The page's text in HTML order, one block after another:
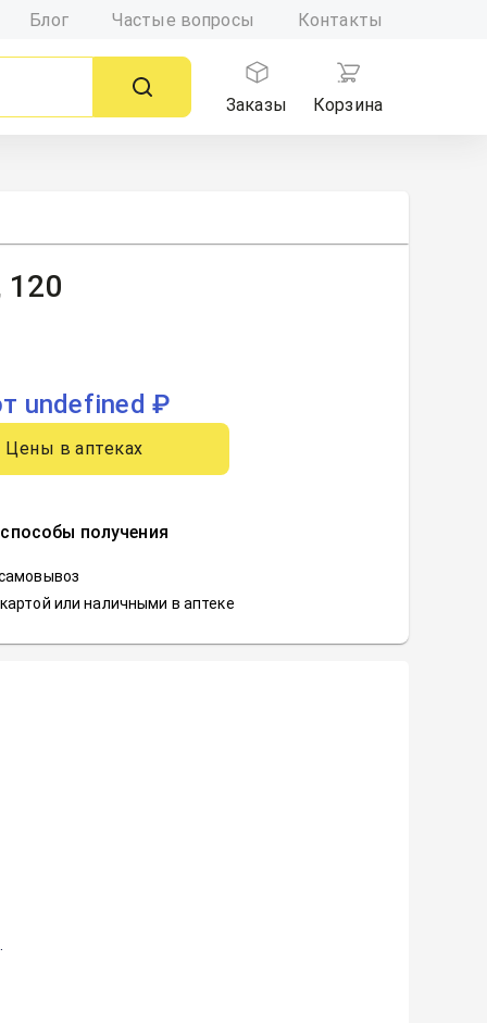
Блог Частые вопросы Контакты
Заказы
Корзина
120
undefined ₽
Цены в аптеках
получения
или наличными в аптеке